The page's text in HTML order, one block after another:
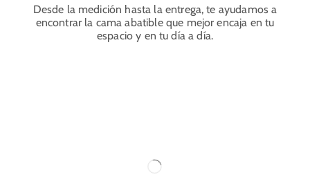
Desde la medición hasta la entrega, te ayudamos a
encontrar la cama abatible que mejor encaja en tu
espacio y en tu día a día.